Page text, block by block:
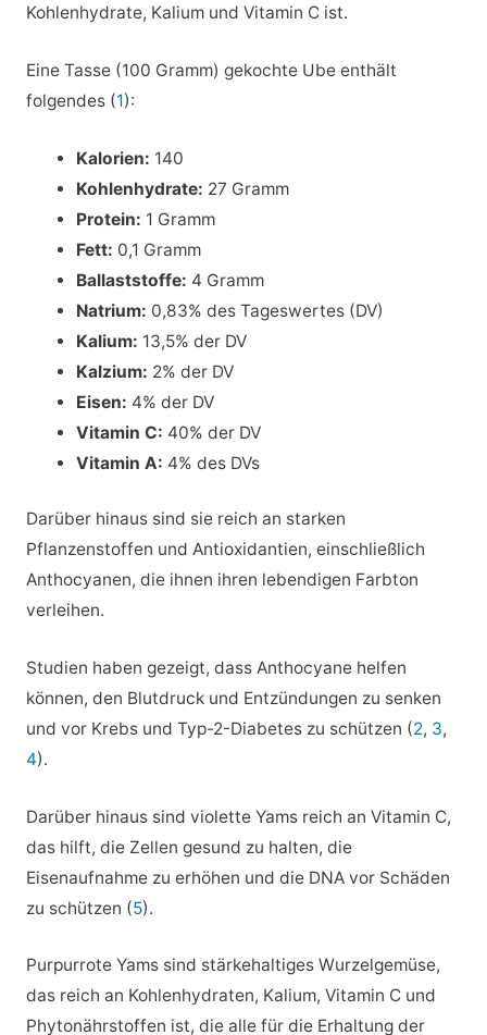
Kohlenhydrate, Kalium und Vitamin C ist.
Eine Tasse (100 Gramm) gekochte Ube enthält
folgendes (1):
Kalorien: 140
Kohlenhydrate: 27 Gramm
Protein: 1 Gramm
Fett: 0,1 Gramm
Ballaststoffe: 4 Gramm
Natrium: 0,83% des Tageswertes (DV)
Kalium: 13,5% der DV
Kalzium: 2% der DV
Eisen: 4% der DV
Vitamin C: 40% der DV
Vitamin A: 4% des DVs
Darüber hinaus sind sie reich an starken
Pflanzenstoffen und Antioxidantien, einschließlich
Anthocyanen, die ihnen ihren lebendigen Farbton
verleihen.
Studien haben gezeigt, dass Anthocyane helfen
können, den Blutdruck und Entzündungen zu senken
und vor Krebs und Typ-2-Diabetes zu schützen (2, 3,
4).
Darüber hinaus sind violette Yams reich an Vitamin C,
das hilft, die Zellen gesund zu halten, die
Eisenaufnahme zu erhöhen und die DNA vor Schäden
zu schützen (5).
Purpurrote Yams sind stärkehaltiges Wurzelgemüse,
das reich an Kohlenhydraten, Kalium, Vitamin C und
Phytonährstoffen ist, die alle für die Erhaltung der